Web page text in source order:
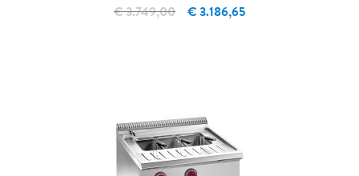
€ 3.186,65
€ 3.749,00